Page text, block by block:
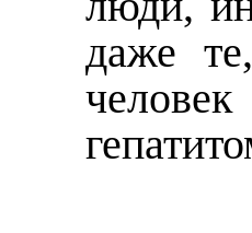
даже